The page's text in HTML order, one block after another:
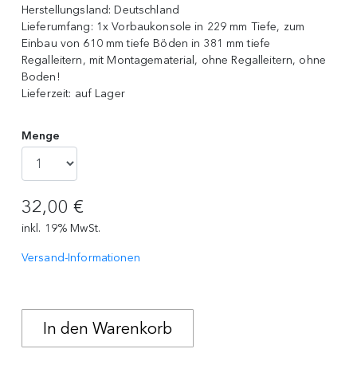
Herstellungsland: Deutschland
Lieferumfang: 1x Vorbaukonsole in 229 mm Tiefe, zum
Einbau von 610 mm tiefe Böden in 381 mm tiefe
Regalleitern, mit Montagematerial, ohne Regalleitern, ohne
Boden!
Lieferzeit: auf Lager
Menge
32,00 €
inkl. 19% MwSt.
Versand-Informationen